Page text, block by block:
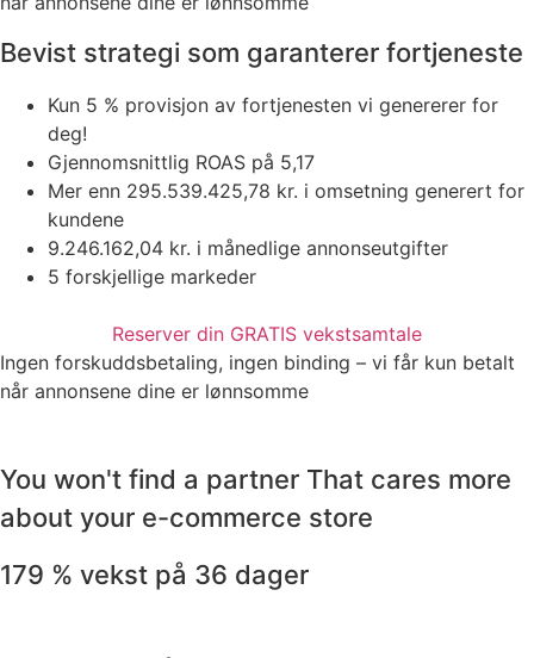
Bevist strategi som garanterer fortjeneste
Kun 5 % provisjon av fortjenesten vi genererer for
deg!
Gjennomsnittlig ROAS på 5,17
Mer enn 295.539.425,78 kr. i omsetning generert for
kundene
9.246.162,04 kr. i månedlige annonseutgifter
5 forskjellige markeder
Reserver din GRATIS vekstsamtale
Ingen forskuddsbetaling, ingen binding – vi får kun betalt
når annonsene dine er lønnsomme
You won't find a partner That cares more
about your e-commerce store
179 % vekst på 36 dager